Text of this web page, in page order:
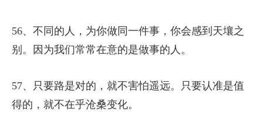
56、不同的人，为你做同一件事，你会感到天壤之
别。因为我们常常在意的是做事的人。
57、只要路是对的，就不害怕遥远。只要认准是值
得的，就不在乎沧桑变化。